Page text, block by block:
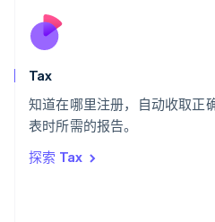
Tax
知道在哪里注册，自动收取正
表时所需的报告。
探索 Tax
English
斯洛伐克
泰国
ไทยEnglish
English